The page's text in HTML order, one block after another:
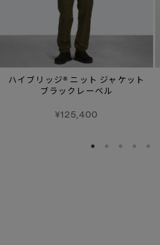
ハイブリッジ® ニット ジャケット
ブラックレーベル
¥125,400